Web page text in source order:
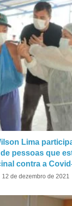
Lima
pessoas que
contra a
12 de dezembro de 2021